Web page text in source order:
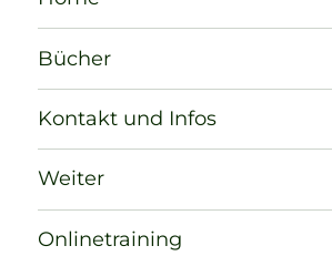
Bücher
Kontakt und Infos
Weiter
Onlinetraining